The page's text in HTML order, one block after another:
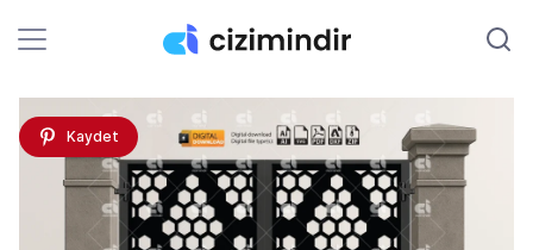
Kaydet